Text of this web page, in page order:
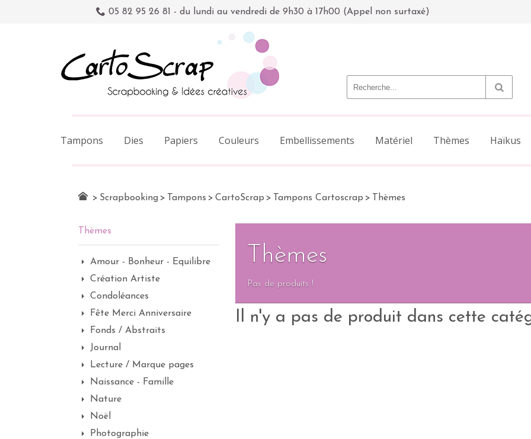
05 82 95 26 81 - du lundi au vendredi de 9h30 à 17h00 (Appel non surtaxé)
Tampons Dies Papiers Couleurs Embellissements Matériel Thèmes Haïkus
> Scrapbooking > Tampons > CartoScrap > Tampons Cartoscrap > Thèmes
Thèmes
Pas de produits !
Il n'y a pas de produit dans cette
Thèmes
Amour - Bonheur - Equilibre
Création Artiste
Condoléances
Fête Merci Anniversaire
Fonds / Abstraits
Journal
Lecture / Marque pages
Naissance - Famille
Nature
Noël
Photographie